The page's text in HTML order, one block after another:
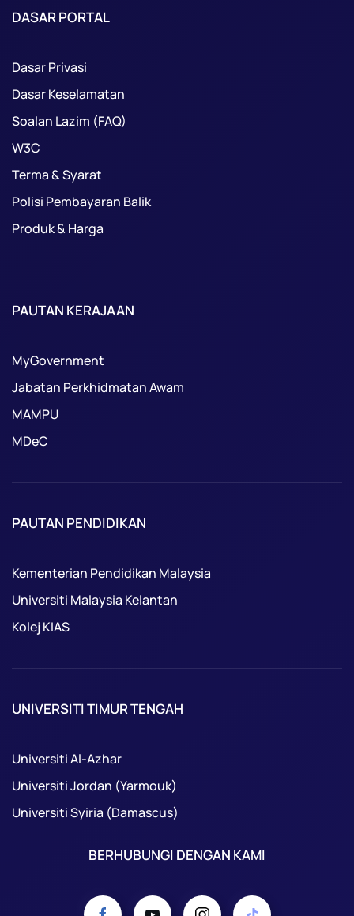
DASAR PORTAL
Dasar Privasi
Dasar Keselamatan
Soalan Lazim (FAQ)
W3C
Terma & Syarat
Polisi Pembayaran Balik
Produk & Harga
PAUTAN KERAJAAN
MyGovernment
Jabatan Perkhidmatan Awam
MAMPU
MDeC
PAUTAN PENDIDIKAN
Kementerian Pendidikan Malaysia
Universiti Malaysia Kelantan
Kolej KIAS
UNIVERSITI TIMUR TENGAH
Universiti Al-Azhar
Universiti Jordan (Yarmouk)
Universiti Syiria (Damascus)
BERHUBUNGI DENGAN KAMI